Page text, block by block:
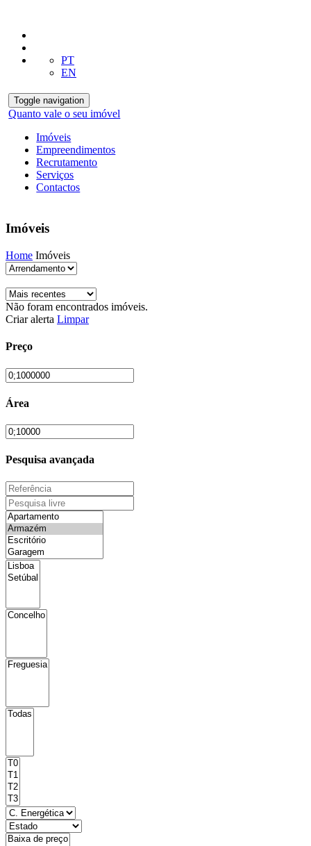
PT
EN
Toggle navigation
Quanto vale o seu imóvel
Imóveis
Empreendimentos
Recrutamento
Serviços
Contactos
Imóveis
Home Imóveis
Não foram encontrados imóveis.
Criar alerta Limpar
Preço
Área
Pesquisa avançada